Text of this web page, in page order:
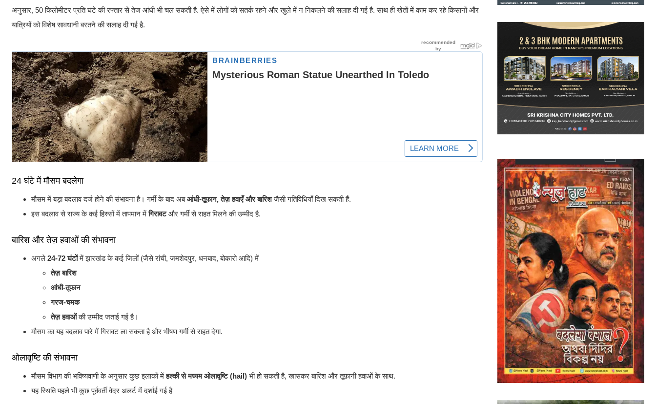
अनुसार, 50 किलोमीटर प्रति घंटे की रफ्तार से तेज आंधी भी चल सकती है. ऐसे में लोगों को सतर्क रहने और खुले में न निकलने की सलाह दी गई है. साथ ही खेतों में काम कर रहे किसानों और
यात्रियों को विशेष सावधानी बरतने की सलाह दी गई है.
24 घंटे में मौसम बदलेगा
मौसम में बड़ा बदलाव दर्ज होने की संभावना है। गर्मी के बाद अबआंधी-तूफान, तेज़ हवाएँ और बारिशजैसी गतिविधियाँ दिख सकती हैं.
इस बदलाव से राज्य के कई हिस्सों में तापमान मेंगिरावटऔर गर्मी से राहत मिलने की उम्मीद है.
बारिश और तेज़ हवाओं की संभावना
अगले 24-72 घंटोंमें झारखंड के कई जिलों (जैसे रांची, जमशेदपुर, धनबाद, बोकारो आदि) में
तेज़ बारिश
आंधी-तूफान
गरज-चमक
तेज़ हवाओंकी उम्मीद जताई गई है।
मौसम का यह बदलाव पारे में गिरावट ला सकता है और भीषण गर्मी से राहत देगा.
ओलावृष्टि की संभावना
मौसम विभाग की भविष्यवाणी के अनुसार कुछ इलाकों मेंहल्की से मध्यम ओलावृष्टि (hail) भी हो सकती है, खासकर बारिश और तूफ़ानी हवाओं के साथ.
यह स्थिति पहले भी कुछ पूर्ववर्ती वेदर अलर्ट में दर्शाई गई है